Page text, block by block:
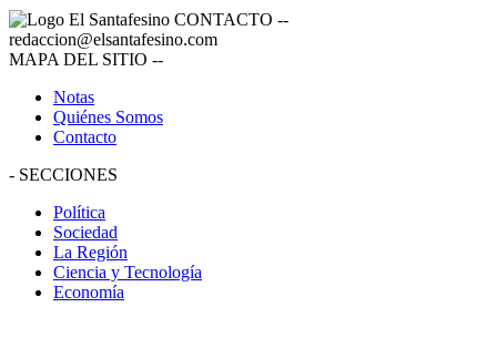
CONTACTO --
redaccion@elsantafesino.com
MAPA DEL SITIO --
Notas
Quiénes Somos
Contacto
- SECCIONES
Política
Sociedad
La Región
Ciencia y Tecnología
Economía